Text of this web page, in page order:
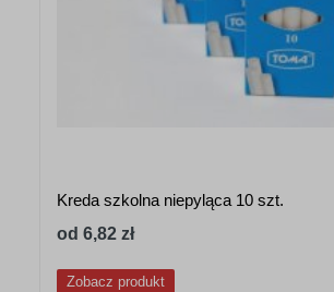
Kreda szkolna niepyląca 10 szt.
od 6,82 zł
Zobacz produkt